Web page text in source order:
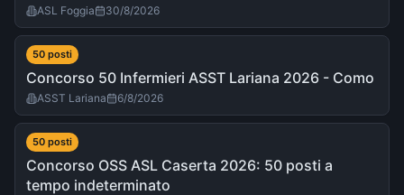
ASL Foggia 30/8/2026
50 posti
Concorso 50 Infermieri ASST Lariana 2026 - Como
ASST Lariana 6/8/2026
50 posti
Concorso OSS ASL Caserta 2026: 50 posti a
tempo indeterminato